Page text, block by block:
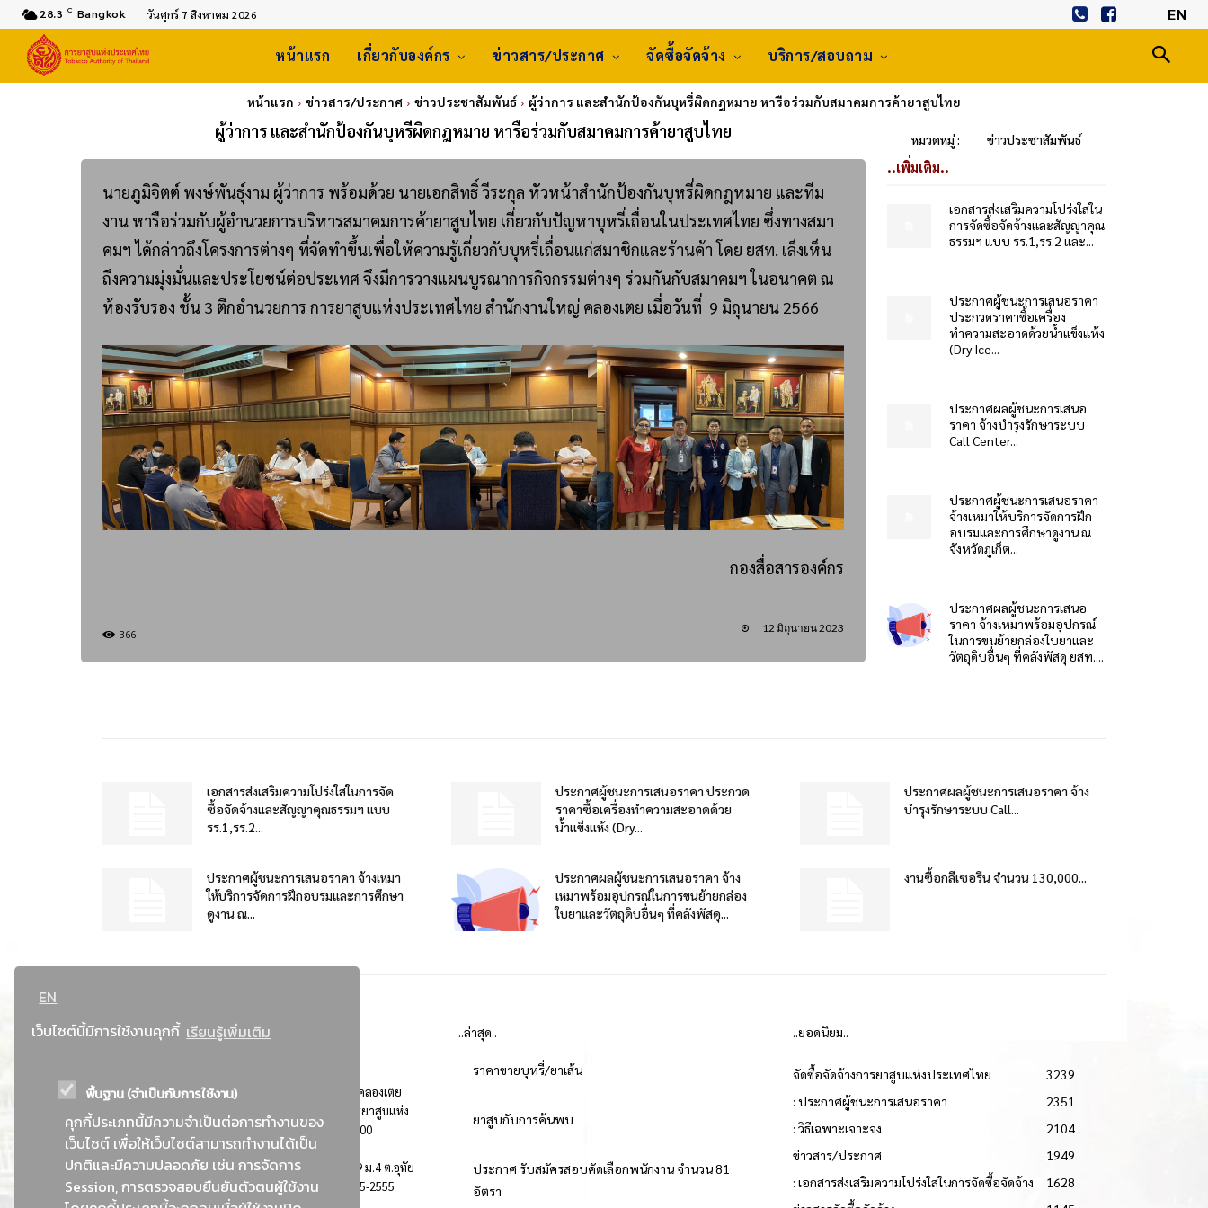
EN
เว็บไซต์นี้มีการใช้งานคุกกี้ เรียนรู้เพิ่มเติม
พื้นฐาน (จำเป็นกับการใช้งาน)
คุกกี้ประเภทนี้มีความจำเป็นต่อการทำงานของ
เว็บไซต์ เพื่อให้เว็บไซต์สามารถทำงานได้เป็น
ปกติและมีความปลอดภัย เช่น การจัดการ
Session, การตรวจสอบยืนยันตัวตนผู้ใช้งาน
28.3 C Bangkok วันศุกร์ 7 สิงหาคม 2026 EN
หน้าแรก เกี่ยวกับองค์กร ข่าวสาร/ประกาศ จัดซื้อจัดจ้าง บริการ/สอบถาม
หน้าแรก ข่าวสาร/ประกาศ ข่าวประชาสัมพันธ์ ผู้ว่าการ และสำนักป้องกันบุหรี่ผิดกฎหมาย หารือร่วมกับสมาคมการค้ายาสูบไทย
ผู้ว่าการ และสำนักป้องกันบุหรี่ผิดกฎหมาย หารือร่วมกับสมาคมการค้ายาสูบไทย หมวดหมู่ : ข่าวประชาสัมพันธ์
นายภูมิจิตต์ พงษ์พันธุ์งาม ผู้ว่าการ พร้อมด้วย นายเอกสิทธิ์ วีระกุล หัวหน้าสำนักป้องกันบุหรี่ผิดกฎหมาย และทีม
งาน หารือร่วมกับผู้อำนวยการบริหารสมาคมการค้ายาสูบไทย เกี่ยวกับปัญหาบุหรี่เถื่อนในประเทศไทย ซึ่งทางสมา
คมฯ ได้กล่าวถึงโครงการต่างๆ ที่จัดทำขึ้นเพื่อให้ความรู้เกี่ยวกับบุหรี่เถื่อนแก่สมาชิกและร้านค้า โดย ยสท. เล็งเห็น
ถึงความมุ่งมั่นและประโยชน์ต่อประเทศ จึงมีการวางแผนบูรณาการกิจกรรมต่างๆ ร่วมกันกับสมาคมฯ ในอนาคต ณ
ห้องรับรอง ชั้น 3 ตึกอำนวยการ การยาสูบแห่งประเทศไทย สำนักงานใหญ่ คลองเตย เมื่อวันที่ 9 มิถุนายน 2566
กองสื่อสารองค์กร
366 12 มิถุนายน 2023
..เพิ่มเติม..
เอกสารส่งเสริมความโปร่งใสใน
การจัดซื้อจัดจ้างและสัญญาคุณ
ธรรมฯ แบบ รร.1,รร.2 และ...
ประกาศผู้ชนะการเสนอราคา
ประกวดราคาซื้อเครื่อง
ทำความสะอาดด้วยน้ำแข็งแห้ง
(Dry Ice...
ประกาศผลผู้ชนะการเสนอ
ราคา จ้างบำรุงรักษาระบบ
Call Center...
ประกาศผู้ชนะการเสนอราคา
จ้างเหมาให้บริการจัดการฝึก
อบรมและการศึกษาดูงาน ณ
จังหวัดภูเก็ต...
ประกาศผลผู้ชนะการเสนอ
ราคา จ้างเหมาพร้อมอุปกรณ์
ในการขนย้ายกล่องใบยาและ
วัตถุดิบอื่นๆ ที่คลังพัสดุ ยสท....
เอกสารส่งเสริมความโปร่งใสในการจัด
ซื้อจัดจ้างและสัญญาคุณธรรมฯ แบบ
รร.1,รร.2...
ประกาศผู้ชนะการเสนอราคา ประกวด
ราคาซื้อเครื่องทำความสะอาดด้วย
น้ำแข็งแห้ง (Dry...
ประกาศผลผู้ชนะการเสนอราคา จ้าง
บำรุงรักษาระบบ Call...
ประกาศผู้ชนะการเสนอราคา จ้างเหมา
ให้บริการจัดการฝึกอบรมและการศึกษา
ดูงาน ณ...
ประกาศผลผู้ชนะการเสนอราคา จ้าง
เหมาพร้อมอุปกรณ์ในการขนย้ายกล่อง
ใบยาและวัตถุดิบอื่นๆ ที่คลังพัสดุ...
งานซื้อกลีเซอรีน จำนวน 130,000...
ที่อยู่ : 184 ถนนพระรามที่ 4 แขวงคลองเตย เขตคลองเตย
กรุงเทพมหานคร 10110 ติดต่อประชาสัมพันธ์ การยาสูบแห่ง
ประเทศไทย Call center โทร. 0-2229-1000
การยาสูบแห่งประเทศไทย พระนครศรีอยุธยา : 999 ม.4 ต.อุทัย
อ.อุทัย จ.พระนครศรีอยุธยา 13210 โทร. 0-3535-2555
..ล่าสุด..
ราคาขายบุหรี่/ยาเส้น
ยาสูบกับการค้นพบ
ประกาศ รับสมัครสอบคัดเลือกพนักงาน จำนวน 81
อัตรา
..ยอดนิยม..
จัดซื้อจัดจ้างการยาสูบแห่งประเทศไทย
3239
: ประกาศผู้ชนะการเสนอราคา
2351
: วิธีเฉพาะเจาะจง
2104
ข่าวสาร/ประกาศ
1949
: เอกสารส่งเสริมความโปร่งใสในการจัดซื้อจัดจ้าง
1628